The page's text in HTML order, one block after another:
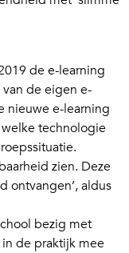
de e-learning
de eigen e-
nieuwe e-learning
technologie
zien. Deze
ontvangen’, aldus
bezig met
in de praktijk mee